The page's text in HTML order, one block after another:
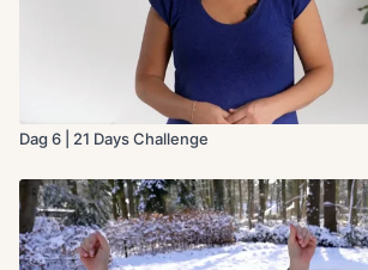
Dag 6 | 21 Days Challenge